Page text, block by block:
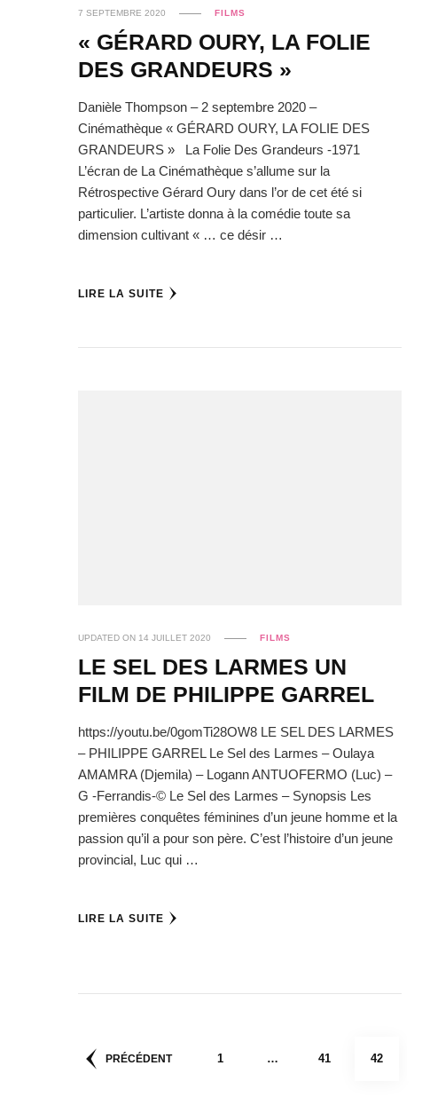
7 SEPTEMBRE 2020 FILMS
« GÉRARD OURY, LA FOLIE
DES GRANDEURS »
Danièle Thompson – 2 septembre 2020 –
Cinémathèque « GÉRARD OURY, LA FOLIE DES
GRANDEURS » La Folie Des Grandeurs -1971
L’écran de La Cinémathèque s’allume sur la
Rétrospective Gérard Oury dans l’or de cet été si
particulier. L’artiste donna à la comédie toute sa
dimension cultivant « … ce désir …
LIRE LA SUITE
UPDATED ON 14 JUILLET 2020 FILMS
LE SEL DES LARMES UN
FILM DE PHILIPPE GARREL
https://youtu.be/0gomTi28OW8 LE SEL DES LARMES
– PHILIPPE GARREL Le Sel des Larmes – Oulaya
AMAMRA (Djemila) – Logann ANTUOFERMO (Luc) –
G -Ferrandis-© Le Sel des Larmes – Synopsis Les
premières conquêtes féminines d’un jeune homme et la
passion qu’il a pour son père. C’est l’histoire d’un jeune
provincial, Luc qui …
LIRE LA SUITE
Pagination
PRÉCÉDENT PAGE
1 … PAGE
41 PAGE
42